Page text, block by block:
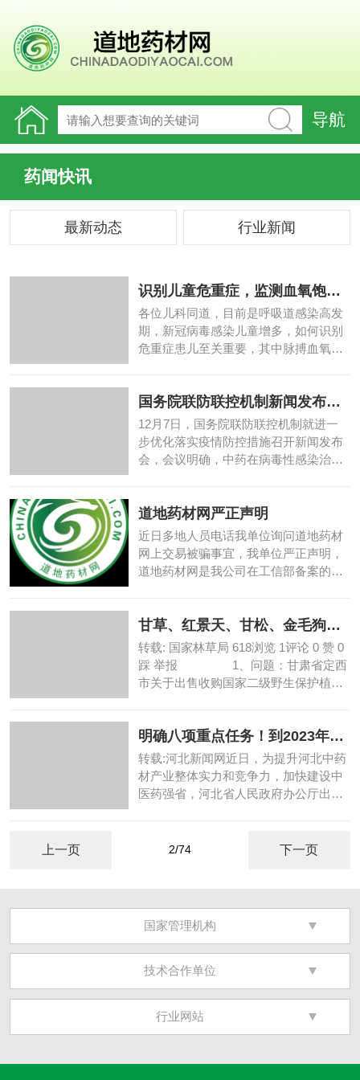
导航
药闻快讯
最新动态 行业新闻
识别儿童危重症，监测血氧饱和
度!
各位儿科同道，目前是呼吸道感染高发
期，新冠病毒感染儿童增多，如何识别
危重症患儿至关重要，其中脉搏血氧饱
国务院联防联控机制新闻发布
会：中医中药是非常...
12月7日，国务院联防联控机制就进一
步优化落实疫情防控措施召开新闻发布
会，会议明确，中药在病毒性感染治疗
道地药材网严正声明
近日多地人员电话我单位询问道地药材
网上交易被骗事宜，我单位严正声明，
道地药材网是我公司在工信部备案的企
甘草、红景天、甘松、金毛狗脊
濒危保护药用植物...
转载: 国家林草局 618浏览 1评论 0 赞 0
踩 举报 1、问题：甘肃省定西
市关于出售收购国家二级野生保护植物
明确八项重点任务！到2023年河
北中药材种植规模...
转载:河北新闻网近日，为提升河北中药
材产业整体实力和竞争力，加快建设中
医药强省，河北省人民政府办公厅出台
上一页 2/74 下一页
国家管理机构
技术合作单位
行业网站